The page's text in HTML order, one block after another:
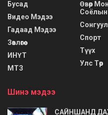
Бусад
Видео Мэдээ
Гадаад Мэдээ
Зөвлөгөө
ИНҮТ
МТЗ
Өвөр
Соёлын
Спорт
Түүх
Улс Төр
Шинэ мэдээ
САЙНШАНД